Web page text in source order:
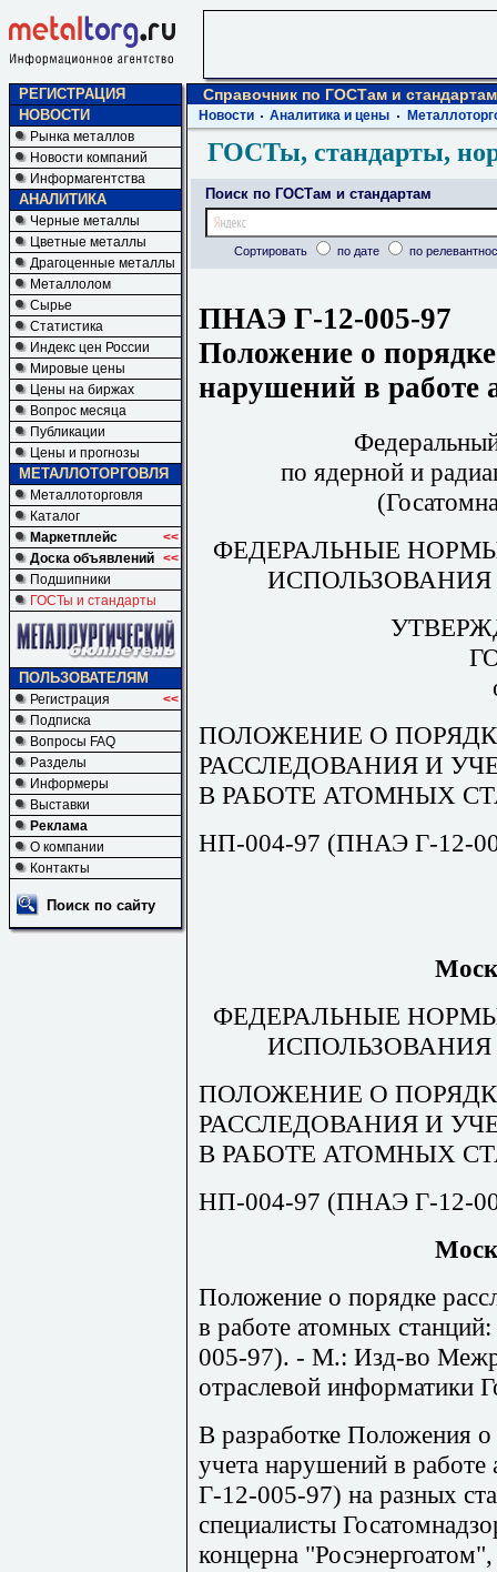
РЕГИСТРАЦИЯ
НОВОСТИ
Рынка металлов
Новости компаний
Информагентства
АНАЛИТИКА
Черные металлы
Цветные металлы
Драгоценные металлы
Металлолом
Сырье
Статистика
Индекс цен России
Мировые цены
Цены на биржах
Вопрос месяца
Публикации
Цены и прогнозы
МЕТАЛЛОТОРГОВЛЯ
Металлоторговля
Каталог
Маркетплейс
<<
Доска объявлений <<
Подшипники
ГОСТы и стандарты
ПОЛЬЗОВАТЕЛЯМ
Регистрация
<<
Подписка
Вопросы FAQ
Разделы
Информеры
Выставки
Реклама
О компании
Контакты
Поиск по сайту
Справочник по ГОСТам и стандартам
Новости Аналитика и цены
ГОСТы, стандарты,
Поиск по ГОСТам и стандартам
Сортировать по дате по
ПНАЭ Г-12-005-97
Положение о
нарушений в работе
по ядерной и
ФЕДЕРАЛЬНЫЕ
ПОЛОЖЕНИЕ О
РАССЛЕДОВАНИЯ И
В РАБОТЕ АТОМНЫХ
НП-004-97 (ПНАЭ Г-12-
ФЕДЕРАЛЬНЫЕ
ПОЛОЖЕНИЕ О
РАССЛЕДОВАНИЯ И
В РАБОТЕ АТОМНЫХ
НП-004-97 (ПНАЭ Г-12-
Положение о порядке
в работе атомных
005-97). - М.: Изд-во
отраслевой информатики
В разработке Положения о
учета нарушений в
Г-12-005-97) на разных
специалисты
концерна